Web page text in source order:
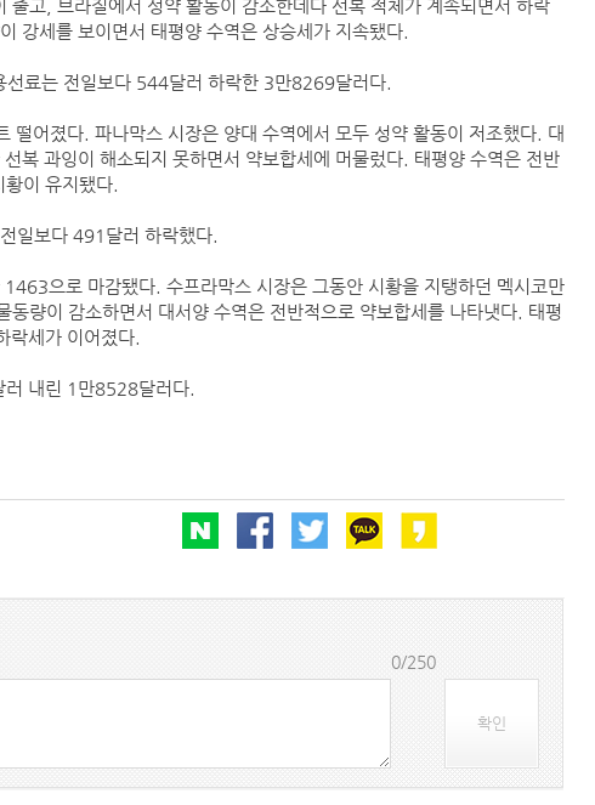
고, 브라질에서 성약 활동이 감소한데다 선복 적체가 계속되면서 하락
강세를 보이면서 태평양 수역은 상승세가 지속됐다.
료는 전일보다 544달러 하락한 3만8269달러다.
어졌다. 파나막스 시장은 양대 수역에서 모두 성약 활동이 저조했다. 대
복 과잉이 해소되지 못하면서 약보합세에 머물렀다. 태평양 수역은 전반
이 유지됐다.
일보다 491달러 하락했다.
으로 마감됐다. 수프라막스 시장은 그동안 시황을 지탱하던 멕시코만
량이 감소하면서 대서양 수역은 전반적으로 약보합세를 나타냇다. 태평
락세가 이어졌다.
내린 1만8528달러다.
0/250
확인
인사/ 해양수산부